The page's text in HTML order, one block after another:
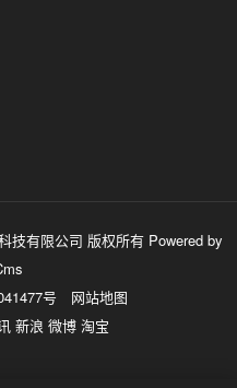
技有限公司 版权所有 Powered by
号
网站地图
新浪微博淘宝